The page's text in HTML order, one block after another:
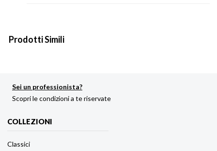
Prodotti Simili
Sei un professionista?
Scopri le condizioni a te riservate
COLLEZIONI
Classici